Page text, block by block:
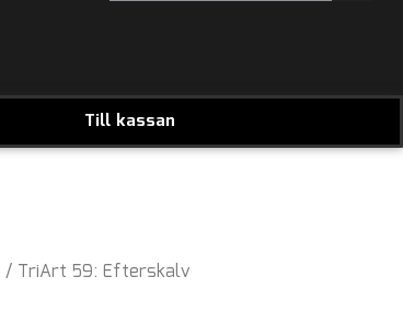
Till kassan
/ TriArt 59: Efterskalv